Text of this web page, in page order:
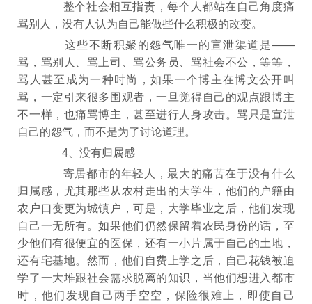
整个社会相互指责，每个人都站在自己角度痛
骂别人，没有人认为自己能做些什么积极的改变。
这些不断积聚的怨气唯一的宣泄渠道是——
骂，骂别人、骂上司、骂公务员、骂社会不公，等等，
骂人甚至成为一种时尚，如果一个博主在博文公开叫
骂，一定引来很多围观者，一旦觉得自己的观点跟博主
不一样，也痛骂博主，甚至进行人身攻击。骂只是宣泄
自己的怨气，而不是为了讨论道理。
4、没有归属感
寄居都市的年轻人，最大的痛苦在于没有什么
归属感，尤其那些从农村走出的大学生，他们的户籍由
农户口变更为城镇户，可是，大学毕业之后，他们发现
自己一无所有。如果他们仍然保留着农民身份的话，至
少他们有很便宜的医保，还有一小片属于自己的土地，
还有宅基地。然而，他们自费上学之后，自己花钱被迫
学了一大堆跟社会需求脱离的知识，当他们想进入都市
时，他们发现自己两手空空，保险很难上，即使自己